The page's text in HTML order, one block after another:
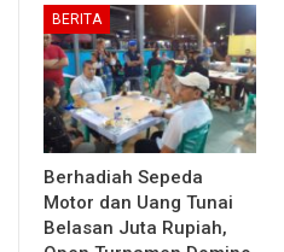
BERITA
Berhadiah Sepeda
Motor dan Uang Tunai
Belasan Juta Rupiah,